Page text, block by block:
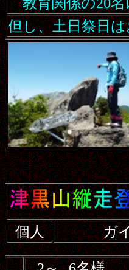
但し、土日祭日
個人 ガ